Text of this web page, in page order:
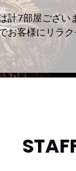
計7部屋ござい
お客様にリラ